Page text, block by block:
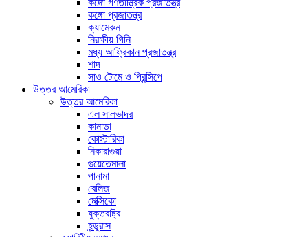
কঙ্গো গণতান্ত্রিক প্রজাতন্ত্র
কঙ্গো প্রজাতন্ত্র
ক্যামেরুন
নিরক্ষীয় গিনি
মধ্য আফ্রিকান প্রজাতন্ত্র
শাদ
সাও টোমে ও প্রিন্সিপে
উত্তর আমেরিকা
উত্তর আমেরিকা
এল সালভাদর
কানাডা
কোস্টারিকা
নিকারাগুয়া
গুয়েতেমালা
পানামা
বেলিজ
মেক্সিকো
যুক্তরাষ্ট্র
হন্ডুরাস